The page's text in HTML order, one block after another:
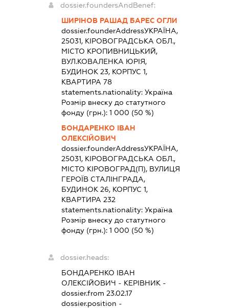
dossier.foundersAndBenef:
ШИРІНОВ РАШАД БАРЕС ОГЛИ
dossier.founderAddressУКРАЇНА,
25031, КІРОВОГРАДСЬКА ОБЛ.,
МІСТО КРОПИВНИЦЬКИЙ,
ВУЛ.КОВАЛЕНКА ЮРІЯ,
БУДИНОК 23, КОРПУС 1,
КВАРТИРА 78
statements.nationality: Україна
Розмір внеску до статутного
фонду (грн.): 1 000 (50 %)
БОНДАРЕНКО ІВАН
ОЛЕКСІЙОВИЧ
dossier.founderAddressУКРАЇНА,
25031, КІРОВОГРАДСЬКА ОБЛ.,
МІСТО КІРОВОГРАД(П), ВУЛИЦЯ
ГЕРОЇВ СТАЛІНГРАДА,
БУДИНОК 26, КОРПУС 1,
КВАРТИРА 232
statements.nationality: Україна
Розмір внеску до статутного
фонду (грн.): 1 000 (50 %)
dossier.heads:
БОНДАРЕНКО ІВАН
ОЛЕКСІЙОВИЧ - КЕРІВНИК -
dossier.from 23.02.17
dossier.position -